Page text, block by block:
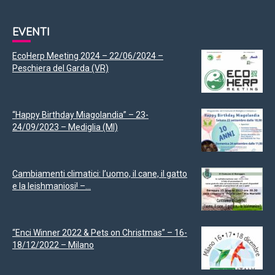
EVENTI
EcoHerp Meeting 2024 – 22/06/2024 –
Peschiera del Garda (VR)
“Happy Birthday Miagolandia” – 23-
24/09/2023 – Mediglia (MI)
Cambiamenti climatici: l’uomo, il cane, il gatto
e la leishmaniosi! –...
“Enci Winner 2022 & Pets on Christmas” – 16-
18/12/2022 – Milano